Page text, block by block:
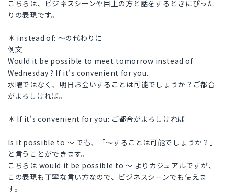
こちらは、ビジネスシーンや目上の方と話をするときにぴった
りの表現です。
＊ instead of: 〜の代わりに
例文
Would it be possible to meet tomorrow instead of
Wednesday ? If it's convenient for you.
水曜ではなく、明日お会いすることは可能でしょうか？ご都合
がよろしければ。
＊ If it's convenient for you: ご都合がよろしければ
Is it possible to 〜 でも、「〜することは可能でしょうか？」
と言うことができます。
こちらは would it be possible to 〜 よりカジュアルですが、
この表現も丁寧な言い方なので、ビジネスシーンでも使えま
す。